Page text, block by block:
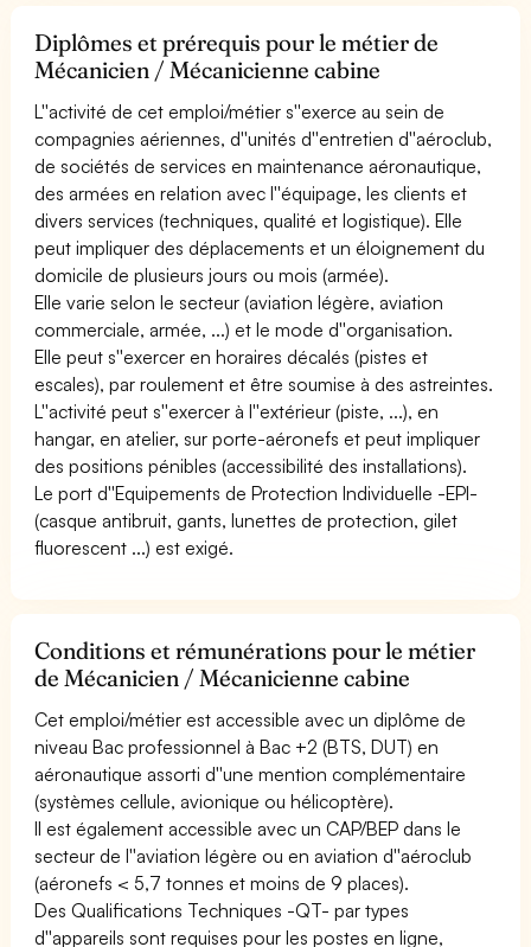
Diplômes et prérequis pour le métier de
Mécanicien / Mécanicienne cabine
L''activité de cet emploi/métier s''exerce au sein de
compagnies aériennes, d''unités d''entretien d''aéroclub,
de sociétés de services en maintenance aéronautique,
des armées en relation avec l''équipage, les clients et
divers services (techniques, qualité et logistique). Elle
peut impliquer des déplacements et un éloignement du
domicile de plusieurs jours ou mois (armée).
Elle varie selon le secteur (aviation légère, aviation
commerciale, armée, ...) et le mode d''organisation.
Elle peut s''exercer en horaires décalés (pistes et
escales), par roulement et être soumise à des astreintes.
L''activité peut s''exercer à l''extérieur (piste, ...), en
hangar, en atelier, sur porte-aéronefs et peut impliquer
des positions pénibles (accessibilité des installations).
Le port d''Equipements de Protection Individuelle -EPI-
(casque antibruit, gants, lunettes de protection, gilet
fluorescent ...) est exigé.
Conditions et rémunérations pour le métier
de Mécanicien / Mécanicienne cabine
Cet emploi/métier est accessible avec un diplôme de
niveau Bac professionnel à Bac +2 (BTS, DUT) en
aéronautique assorti d''une mention complémentaire
(systèmes cellule, avionique ou hélicoptère).
Il est également accessible avec un CAP/BEP dans le
secteur de l''aviation légère ou en aviation d''aéroclub
(aéronefs < 5,7 tonnes et moins de 9 places).
Des Qualifications Techniques -QT- par types
d''appareils sont requises pour les postes en ligne,